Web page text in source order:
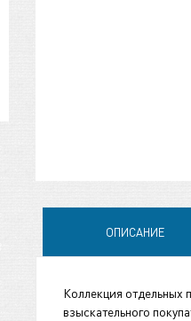
ОПИСАНИЕ
Коллекция отдельных
взыскательного